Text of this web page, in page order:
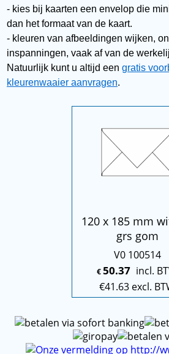
- kies bij kaarten een envelop die
dan het formaat van de kaart.
- kleuren van afbeeldingen wijken,
inspanningen, vaak af van de
Natuurlijk kunt u altijd een gratis
kleurenwaaier aanvragen.
120 x 185 mm
grs gom
V0 100514
€50.37 incl.
€41.63 excl.